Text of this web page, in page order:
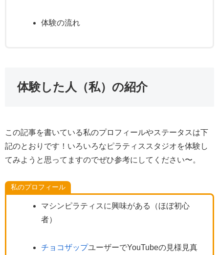
体験の流れ
体験した人（私）の紹介
この記事を書いている私のプロフィールやステータスは下
記のとおりです！いろいろなピラティススタジオを体験し
てみようと思ってますのでぜひ参考にしてください〜。
私のプロフィール
マシンピラティスに興味がある（ほぼ初心
者）
チョコザップユーザーでYouTubeの見様見真